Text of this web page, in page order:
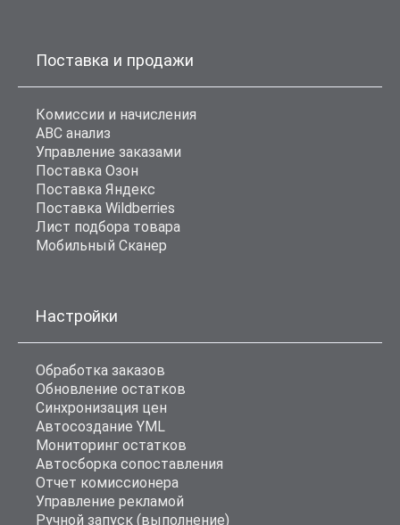
Поставка и продажи
Комиссии и начисления
ABC анализ
Управление заказами
Поставка Озон
Поставка Яндекс
Поставка Wildberries
Лист подбора товара
Мобильный Сканер
Настройки
Обработка заказов
Обновление остатков
Синхронизация цен
Автосоздание YML
Мониторинг остатков
Автосборка сопоставления
Отчет комиссионера
Управление рекламой
Ручной запуск (выполнение)